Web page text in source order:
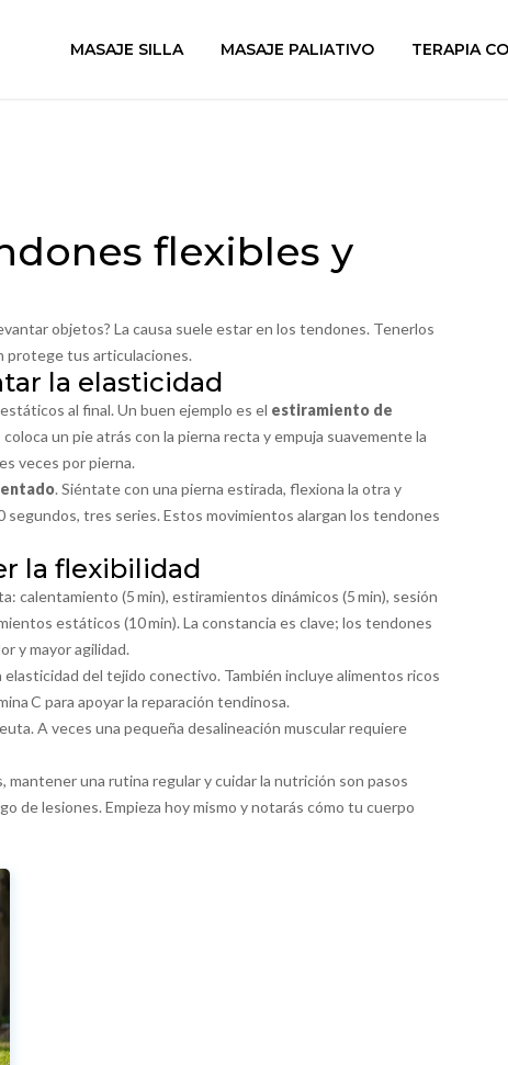
MASAJE SILLA MASAJE PALIATIVO TERAPIA
flexibles y
objetos? La causa suele estar en los tendones. Tenerlos
protege tus articulaciones.
la elasticidad
al final. Un buen ejemplo es el estiramiento de
coloca un pie atrás con la pierna recta y empuja suavemente la
veces por pierna.
. Siéntate con una pierna estirada, flexiona la otra y
segundos, tres series. Estos movimientos alargan los tendones
la flexibilidad
calentamiento (5 min), estiramientos dinámicos (5 min), sesión
estáticos (10 min). La constancia es clave; los tendones
y mayor agilidad.
elasticidad del tejido conectivo. También incluye alimentos ricos
C para apoyar la reparación tendinosa.
A veces una pequeña desalineación muscular requiere
una rutina regular y cuidar la nutrición son pasos
de lesiones. Empieza hoy mismo y notarás cómo tu cuerpo